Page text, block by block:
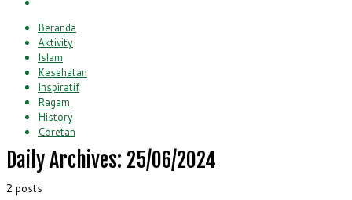
Beranda
Aktivity
Islam
Kesehatan
Inspiratif
Ragam
History
Coretan
Daily Archives: 25/06/2024
2 posts